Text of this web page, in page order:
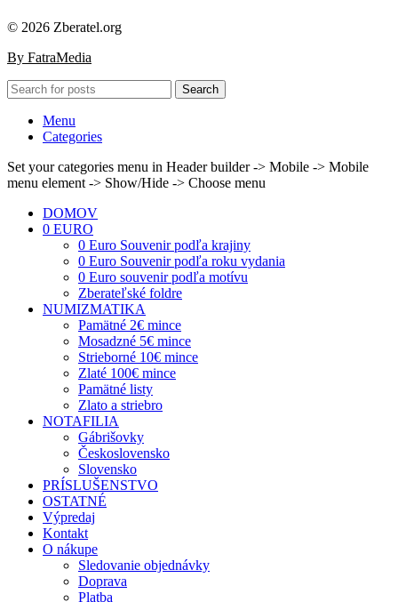
© 2026 Zberatel.org
By FatraMedia
Search
Menu
Categories
Set your categories menu in Header builder -> Mobile -> Mobile
menu element -> Show/Hide -> Choose menu
DOMOV
0 EURO
0 Euro Souvenir podľa krajiny
0 Euro Souvenir podľa roku vydania
0 Euro souvenir podľa motívu
Zberateľské foldre
NUMIZMATIKA
Pamätné 2€ mince
Mosadzné 5€ mince
Strieborné 10€ mince
Zlaté 100€ mince
Pamätné listy
Zlato a striebro
NOTAFILIA
Gábrišovky
Československo
Slovensko
PRÍSLUŠENSTVO
OSTATNÉ
Výpredaj
Kontakt
O nákupe
Sledovanie objednávky
Doprava
Platba